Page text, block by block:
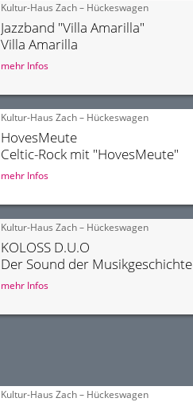
Kultur-Haus Zach – Hückeswagen
Jazzband "Villa Amarilla"
Villa Amarilla
mehr Infos
Kultur-Haus Zach – Hückeswagen
HovesMeute
Celtic-Rock mit "HovesMeute"
mehr Infos
Kultur-Haus Zach – Hückeswagen
KOLOSS D.U.O
Der Sound der Musikgeschichte
mehr Infos
Kultur-Haus Zach – Hückeswagen